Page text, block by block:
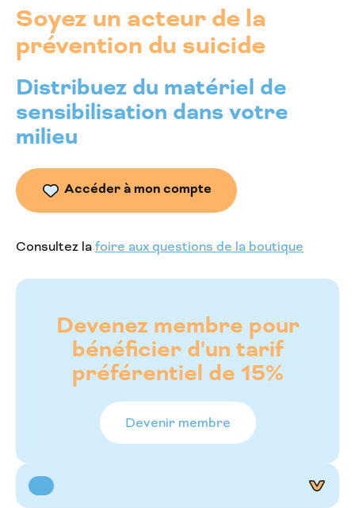
Soyez un acteur de la
prévention du suicide
Distribuez du matériel de
sensibilisation dans votre
milieu
Accéder à mon compte
Consultez lafoire aux questions de la boutique
Devenez membre pour
bénéficier d'un tarif
préférentiel de 15%
Devenir membre